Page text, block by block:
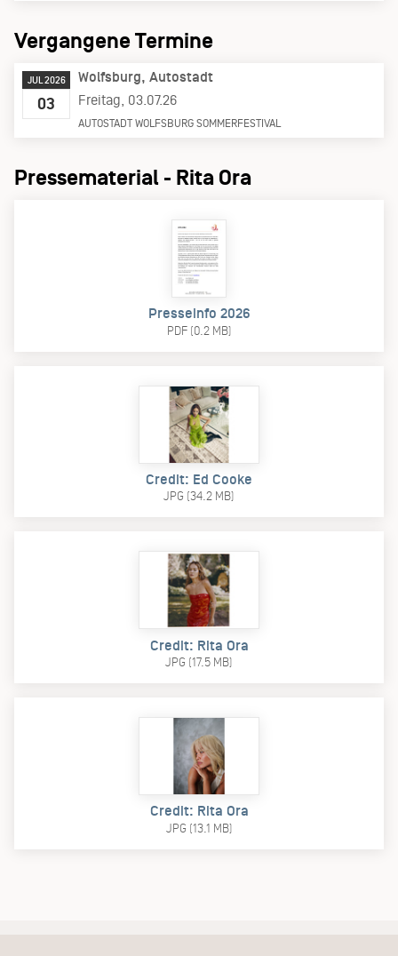
Vergangene Termine
JUL 2026
03
Wolfsburg Autostadt
Freitag, 03.07.26
AUTOSTADT WOLFSBURG SOMMERFESTIVAL
Pressematerial - Rita Ora
Presseinfo 2026
PDF (0.2 MB)
Credit: Ed Cooke
JPG (34.2 MB)
Credit: Rita Ora
JPG (17.5 MB)
Credit: Rita Ora
JPG (13.1 MB)